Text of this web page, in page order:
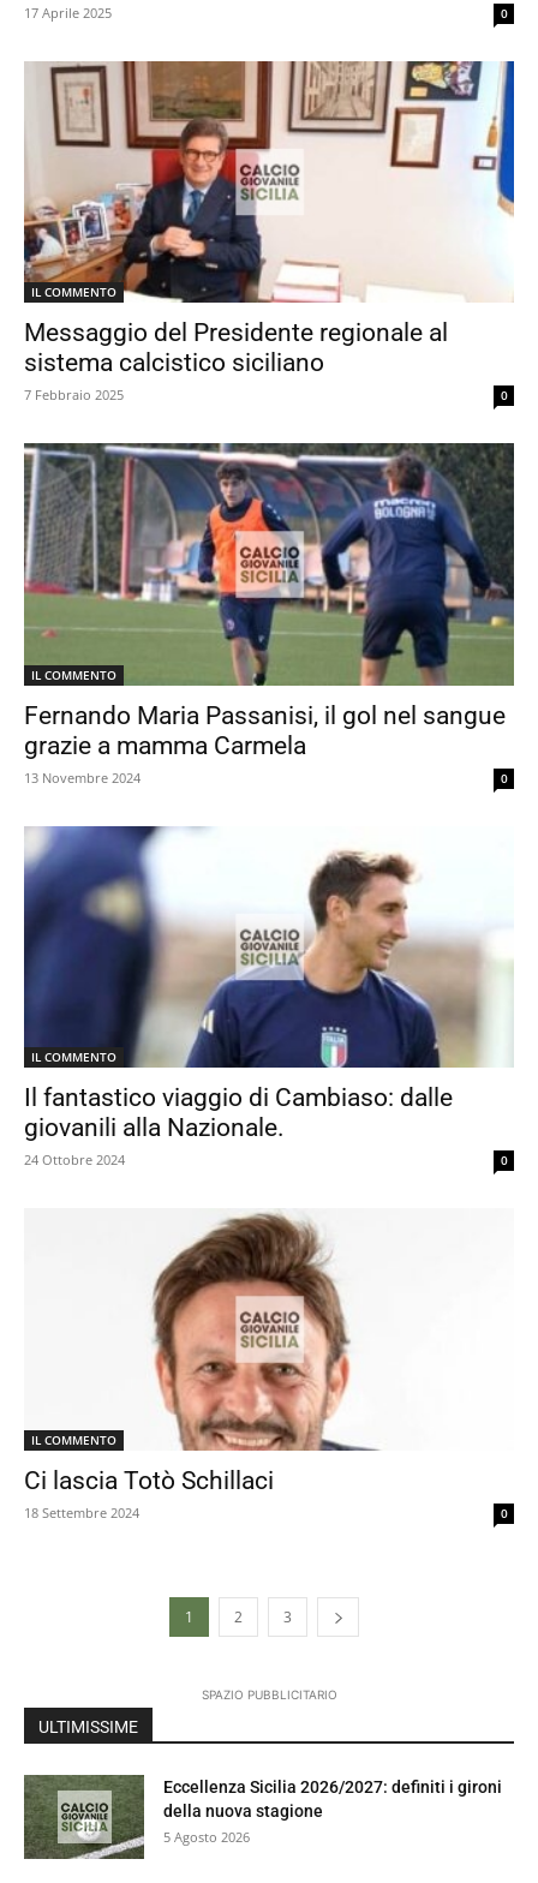
17 Aprile 2025 0
IL COMMENTO
Messaggio del Presidente regionale al
sistema calcistico siciliano
7 Febbraio 2025 0
IL COMMENTO
Fernando Maria Passanisi, il gol nel sangue
grazie a mamma Carmela
13 Novembre 2024 0
IL COMMENTO
Il fantastico viaggio di Cambiaso: dalle
giovanili alla Nazionale.
24 Ottobre 2024 0
IL COMMENTO
Ci lascia Totò Schillaci
18 Settembre 2024 0
1 2 3
SPAZIO PUBBLICITARIO
ULTIMISSIME
Eccellenza Sicilia 2026/2027: definiti i gironi
della nuova stagione
5 Agosto 2026